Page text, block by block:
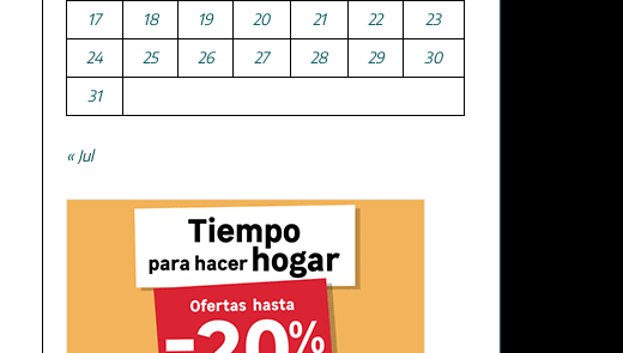
17
18 19 20 21 22
23
24
25 26 27 28 29
30
31
« Jul